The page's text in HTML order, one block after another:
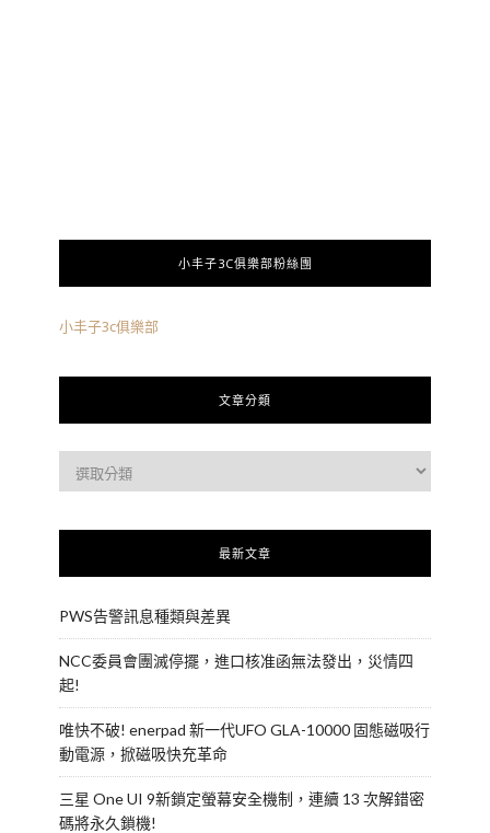
小丰子3C俱樂部粉絲團
小丰子3c俱樂部
文章分類
最新文章
PWS告警訊息種類與差異
NCC委員會團滅停擺，進口核准函無法發出，災情四
起!
唯快不破! enerpad 新一代UFO GLA-10000 固態磁吸行
動電源，掀磁吸快充革命
三星 One UI 9新鎖定螢幕安全機制，連續 13 次解錯密
碼將永久鎖機!